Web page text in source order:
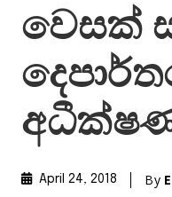
වෙසක්
April 24, 2018 By